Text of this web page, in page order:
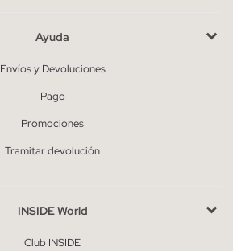
Ayuda
Envíos y Devoluciones
Pago
Promociones
Tramitar devolución
INSIDE World
Club INSIDE